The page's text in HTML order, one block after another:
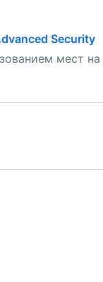
Security
мест